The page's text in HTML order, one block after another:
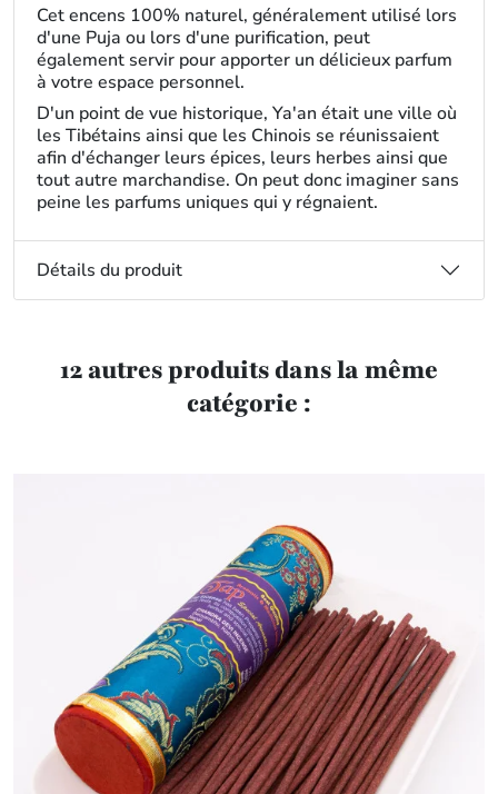
Cet encens 100% naturel, généralement utilisé lors
d'une Puja ou lors d'une purification, peut
également servir pour apporter un délicieux parfum
à votre espace personnel.
D'un point de vue historique, Ya'an était une ville où
les Tibétains ainsi que les Chinois se réunissaient
afin d'échanger leurs épices, leurs herbes ainsi que
tout autre marchandise. On peut donc imaginer sans
peine les parfums uniques qui y régnaient.
Détails du produit
12 autres produits dans la même
catégorie :